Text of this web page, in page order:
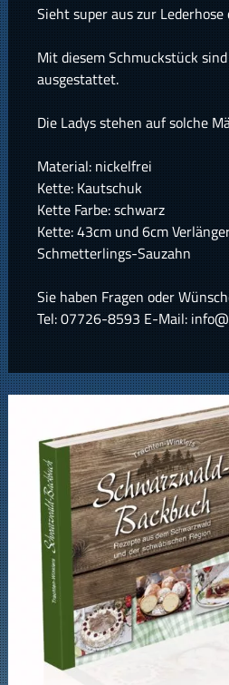
Sieht super aus zur Lederhose
Mit diesem Schmuckstück
ausgestattet.
Die Ladys stehen auf solche
Material: nickelfrei
Kette: Kautschuk
Kette Farbe: schwarz
Kette: 43cm und 6cm
Schmetterlings-Sauzahn
Sie haben Fragen oder
Tel: 07726-8593 E-Mail: